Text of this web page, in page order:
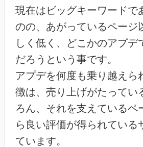
現在はビッグキーワードで
のの、あがっているページ
しく低く、どこかのアプデ
だろうという事です。
アプデを何度も乗り越えら
徴は、売り上げがたってい
ろん、それを支えているペ
ら良い評価が得られている
ています。